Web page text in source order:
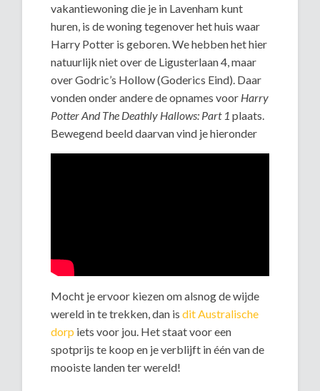
vakantiewoning die je in Lavenham kunt
huren, is de woning tegenover het huis waar
Harry Potter is geboren. We hebben het hier
natuurlijk niet over de Ligusterlaan 4, maar
over Godric’s Hollow (Goderics Eind). Daar
vonden onder andere de opnames voor Harry
Potter And The Deathly Hallows: Part 1 plaats.
Bewegend beeld daarvan vind je hieronder
Mocht je ervoor kiezen om alsnog de wijde
wereld in te trekken, dan isdit Australische
dorp iets voor jou. Het staat voor een
spotprijs te koop en je verblijft in één van de
mooiste landen ter wereld!